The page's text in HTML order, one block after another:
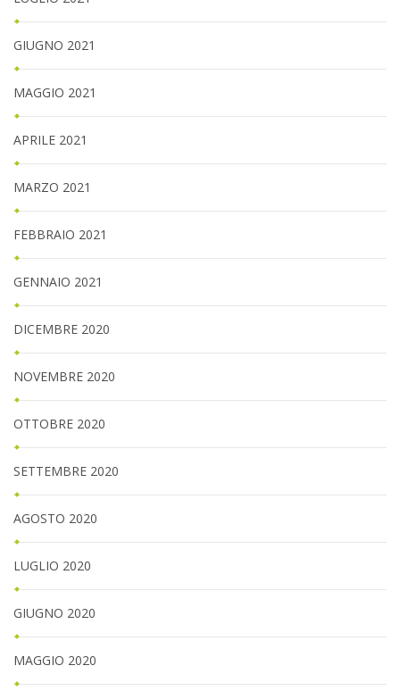
GIUGNO 2021
MAGGIO 2021
APRILE 2021
MARZO 2021
FEBBRAIO 2021
GENNAIO 2021
DICEMBRE 2020
NOVEMBRE 2020
OTTOBRE 2020
SETTEMBRE 2020
AGOSTO 2020
LUGLIO 2020
GIUGNO 2020
MAGGIO 2020